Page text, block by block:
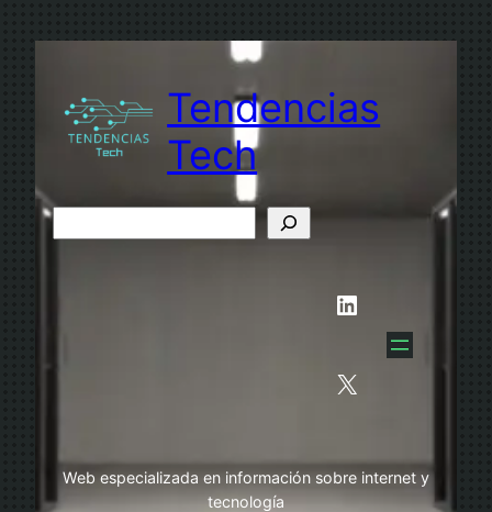
Tendencias
Tech
B
LinkedIn
X
Web especializada en información sobre internet y
tecnología